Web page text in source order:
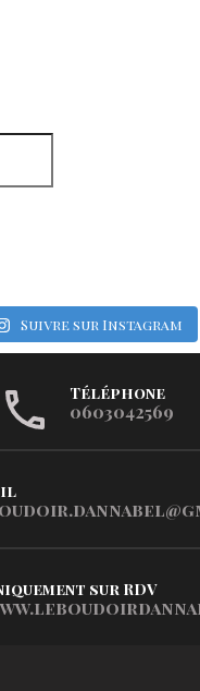
Suivre sur Instagram
Téléphone
0603042569
sur RDV